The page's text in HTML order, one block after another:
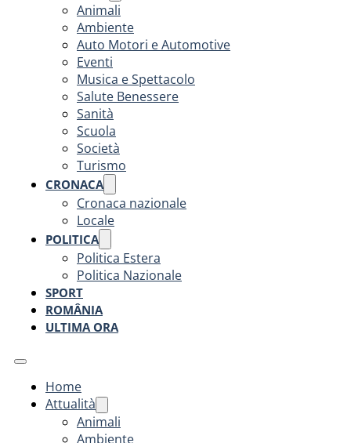
Animali
Ambiente
Auto Motori e Automotive
Eventi
Musica e Spettacolo
Salute Benessere
Sanità
Scuola
Società
Turismo
CRONACA
Cronaca nazionale
Locale
POLITICA
Politica Estera
Politica Nazionale
SPORT
ROMÂNIA
ULTIMA ORA
Home
Attualità
Animali
Ambiente